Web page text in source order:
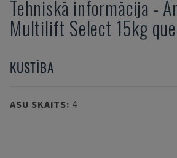
Tehniskā informācija -
Multilift Select 15kg
KUSTĪBA
ASU SKAITS: 4